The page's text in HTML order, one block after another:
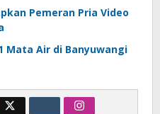
Pemeran Pria Video
Mata Air di Banyuwangi